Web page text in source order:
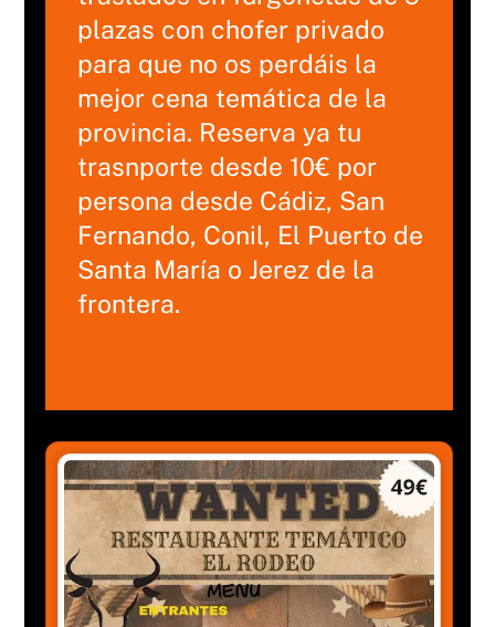
plazas con chofer privado
para que no os perdáis la
mejor cena temática de la
provincia. Reserva ya tu
trasnporte desde 10€ por
persona desde Cádiz, San
Fernando, Conil, El Puerto de
Santa María o Jerez de la
frontera.